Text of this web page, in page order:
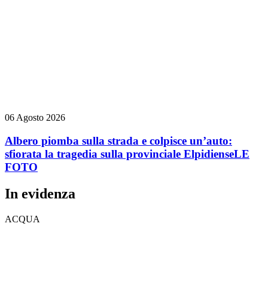
06 Agosto 2026
Albero piomba sulla strada e colpisce un’auto:
sfiorata la tragedia sulla provinciale ElpidienseLE
FOTO
In evidenza
ACQUA